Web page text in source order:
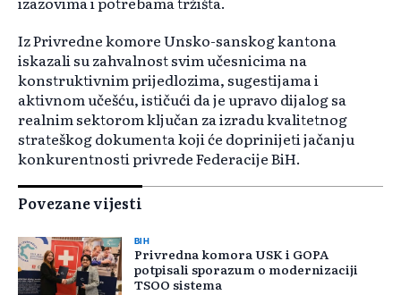
Iz Privredne komore Unsko-sanskog kantona
iskazali su zahvalnost svim učesnicima na
konstruktivnim prijedlozima, sugestijama i
aktivnom učešću, ističući da je upravo dijalog sa
realnim sektorom ključan za izradu kvalitetnog
strateškog dokumenta koji će doprinijeti jačanju
konkurentnosti privrede Federacije BiH.
Povezane vijesti
BIH
Privredna komora USK i GOPA
potpisali sporazum o modernizaciji
TSOO sistema